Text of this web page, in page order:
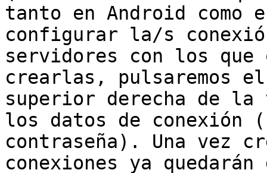
tanto en Android como
configurar la/s
servidores con los que
crearlas, pulsaremos
superior derecha de la
los datos de conexión
contraseña). Una vez
conexiones ya